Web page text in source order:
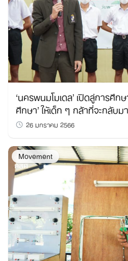
‘นครพนมโมเดล’ เปิดลู่การศึ
ศึกษา’ ให้เด็ก ๆ กล้าที่จะกลั
26 มกราคม 2566
Movement